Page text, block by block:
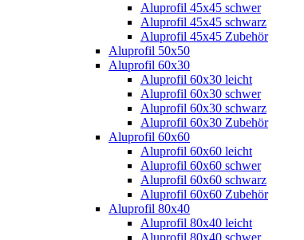
Aluprofil 45x45 schwer
Aluprofil 45x45 schwarz
Aluprofil 45x45 Zubehör
Aluprofil 50x50
Aluprofil 60x30
Aluprofil 60x30 leicht
Aluprofil 60x30 schwer
Aluprofil 60x30 schwarz
Aluprofil 60x30 Zubehör
Aluprofil 60x60
Aluprofil 60x60 leicht
Aluprofil 60x60 schwer
Aluprofil 60x60 schwarz
Aluprofil 60x60 Zubehör
Aluprofil 80x40
Aluprofil 80x40 leicht
Aluprofil 80x40 schwer